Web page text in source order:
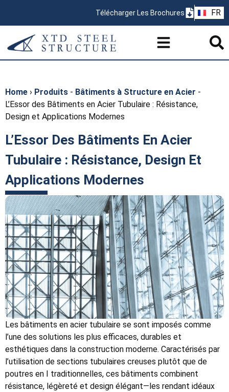
Télécharger Les Brochures FR
PT
Home › Produits - Bâtiments à Structure en Acier -
L’Essor des Bâtiments en Acier Tubulaire : Résistance,
Design et Applications Modernes
L’Essor Des Bâtiments En Acier
Tubulaire : Résistance, Design Et
Applications Modernes
Les bâtiments en acier tubulaire se sont imposés comme
l’une des solutions les plus efficaces, durables et
esthétiques dans la construction moderne. Caractérisés par
l’utilisation de sections tubulaires creuses plutôt que de
poutres en I traditionnelles, ces bâtiments combinent
résistance, légèreté et design élégant—les rendant idéaux